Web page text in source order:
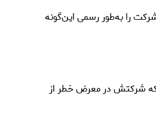
گرفته تا تخصیص ۱٪ از فروش سالانه به امور خیریه. همچنین، در سال ۲۰۱۸، رسالت اصلی شرکت را به‌طور رسمی این‌گونه
شرکتش در معرض خطر از